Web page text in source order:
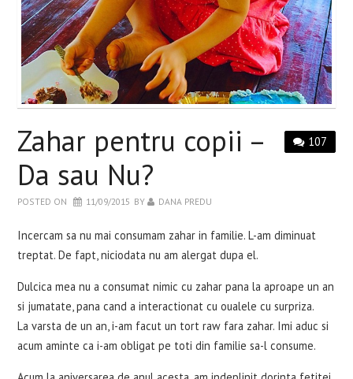
ZOOM IN VIATA
WELLBEING
CARTI
CONTACT
107
Zahar pentru copii –
Da sau Nu?
POSTED ON 11/09/2015 BY DANA PREDU
Incercam sa nu mai consumam zahar in familie. L-am diminuat
treptat. De fapt, niciodata nu am alergat dupa el.
Dulcica mea nu a consumat nimic cu zahar pana la aproape un an
si jumatate, pana cand a interactionat cu oualele cu surpriza.
La varsta de un an, i-am facut un tort raw fara zahar. Imi aduc si
acum aminte ca i-am obligat pe toti din familie sa-l consume.